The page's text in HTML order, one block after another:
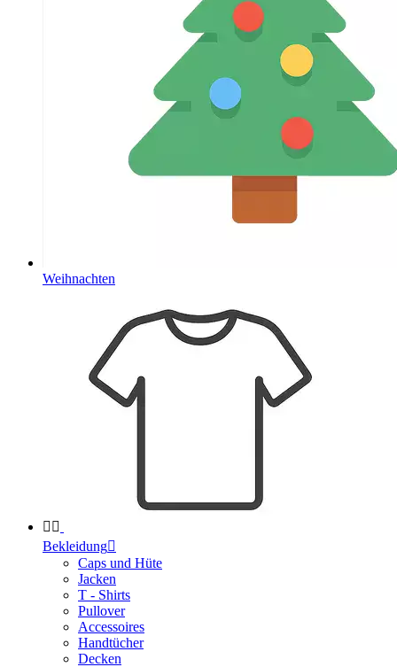
Weihnachten
 
Bekleidung
Caps und Hüte
Jacken
T - Shirts
Pullover
Accessoires
Handtücher
Decken